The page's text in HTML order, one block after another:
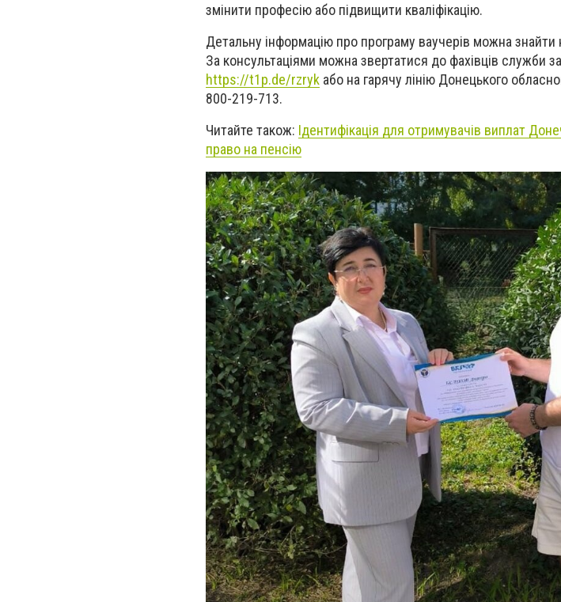
змінити професію або підвищити кваліфікацію.
Детальну інформацію про програму ваучерів можна
За консультаціями можна звертатися до фахівців служби
https://t1p.de/rzryk або на гарячу лінію Донецького
800-219-713.
Читайте також: Ідентифікація для отримувачів виплат
право на пенсію